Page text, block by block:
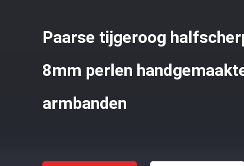
Paarse tijgeroog
8mm perlen
armbanden